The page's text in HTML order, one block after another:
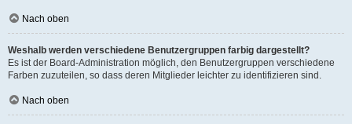
Nach oben
Weshalb werden verschiedene Benutzergruppen farbig dargestellt?
Es ist der Board-Administration möglich, den Benutzergruppen verschiedene
Farben zuzuteilen, so dass deren Mitglieder leichter zu identifizieren sind.
Nach oben